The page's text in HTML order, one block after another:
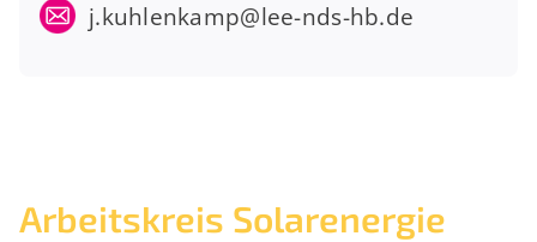
j.kuhlenkamp@lee-nds-hb.de
Arbeitskreis Solarenergie